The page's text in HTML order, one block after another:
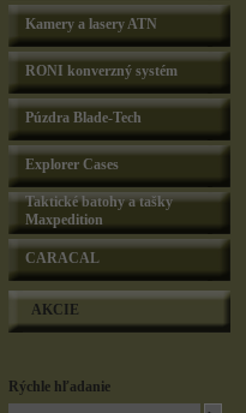
Kamery a lasery ATN
RONI konverzný systém
Púzdra Blade-Tech
Explorer Cases
Taktické batohy a tašky
Maxpedition
CARACAL
AKCIE
Rýchle hľadanie